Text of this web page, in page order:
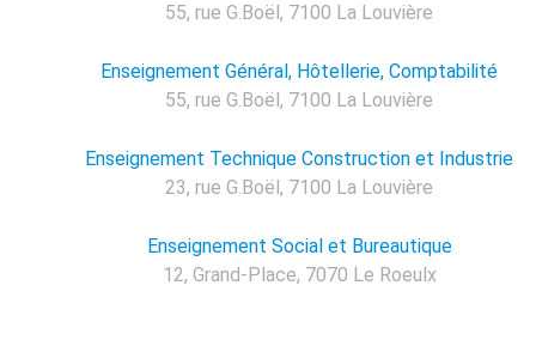
55, rue G.Boël, 7100 La Louvière
Enseignement Général, Hôtellerie, Comptabilité
55, rue G.Boël, 7100 La Louvière
Enseignement Technique Construction et Industrie
23, rue G.Boël, 7100 La Louvière
Enseignement Social et Bureautique
12, Grand-Place, 7070 Le Roeulx